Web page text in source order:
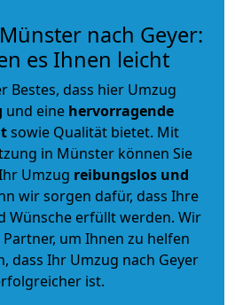
nach Geyer:
es Ihnen leicht
Bestes, dass hier Umzug
und eine hervorragende
sowie Qualität bietet. Mit
in Münster können Sie
Umzug reibungslos und
wir sorgen dafür, dass Ihre
Wünsche erfüllt werden. Wir
um Ihnen zu helfen
dass Ihr Umzug nach Geyer
ist.